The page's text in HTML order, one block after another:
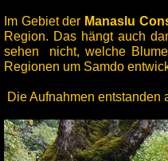
Im Gebiet der Manaslu
Region. Das hängt auch
sehen nicht, welche
Regionen um Samdo
Die Aufnahmen entstanden